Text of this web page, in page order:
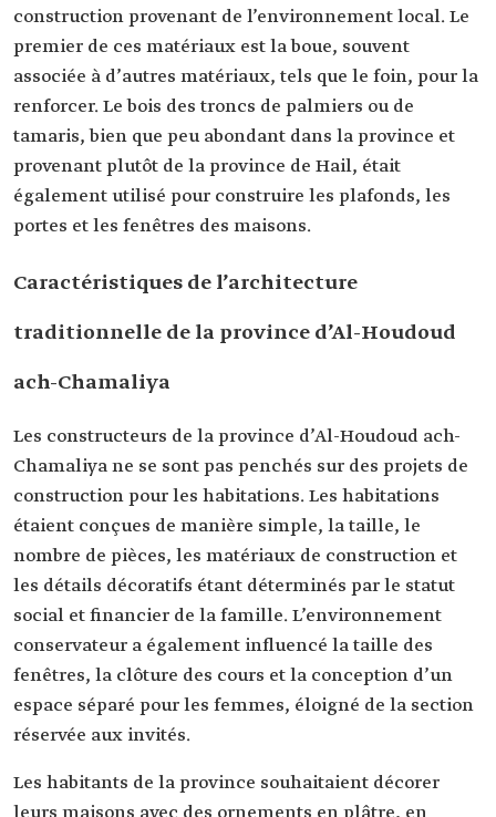
construction provenant de l’environnement local. Le
premier de ces matériaux est la boue, souvent
associée à d’autres matériaux, tels que le foin, pour la
renforcer. Le bois des troncs de palmiers ou de
tamaris, bien que peu abondant dans la province et
provenant plutôt de la province de Hail, était
également utilisé pour construire les plafonds, les
portes et les fenêtres des maisons.
Caractéristiques de l’architecture
traditionnelle de la province d’Al-Houdoud
ach-Chamaliya
Les constructeurs de la province d’Al-Houdoud ach-
Chamaliya ne se sont pas penchés sur des projets de
construction pour les habitations. Les habitations
étaient conçues de manière simple, la taille, le
nombre de pièces, les matériaux de construction et
les détails décoratifs étant déterminés par le statut
social et financier de la famille. L’environnement
conservateur a également influencé la taille des
fenêtres, la clôture des cours et la conception d’un
espace séparé pour les femmes, éloigné de la section
réservée aux invités.
Les habitants de la province souhaitaient décorer